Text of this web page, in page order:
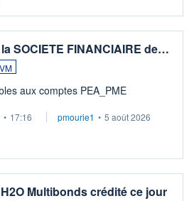
SOCIETE FINANCIAIRE de…
accesibles aux comptes PEA_PME
• 17:16 pmourie1 • 5 août 2026
Multibonds crédité ce jour